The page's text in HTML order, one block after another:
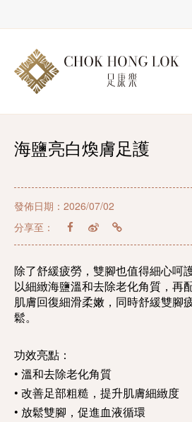
海鹽亮白煥膚足護
發佈日期：2026/07/02
分享至：
除了舒緩疲勞，雙腳也值得細心呵
以細緻海鹽溫和去除老化角質，再
肌膚回復細滑柔嫩，同時舒緩雙腳
鬆。
功效亮點：
• 溫和去除老化角質
• 改善足部粗糙，提升肌膚細緻度
• 放鬆雙腳，促進血液循環